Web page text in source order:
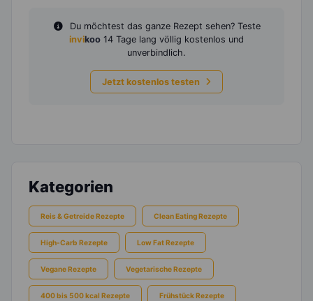
Du möchtest das ganze Rezept sehen? Teste
invikoo 14 Tage lang völlig kostenlos und
unverbindlich.
Jetzt kostenlos testen
Kategorien
Reis & Getreide Rezepte Clean Eating Rezepte
High-Carb Rezepte Low Fat Rezepte
Vegane Rezepte Vegetarische Rezepte
400 bis 500 kcal Rezepte Frühstück Rezepte